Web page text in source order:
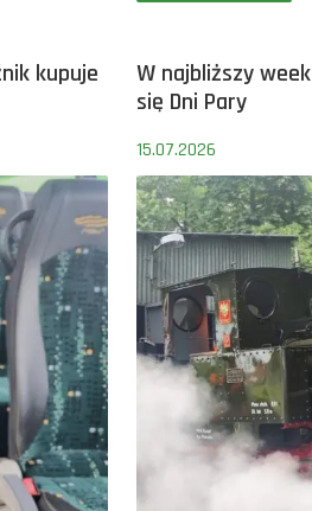
kupuje
W najbliższy
się Dni Pary
15.07.2026